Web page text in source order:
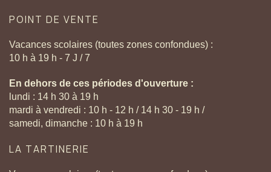
POINT DE VENTE
Vacances scolaires (toutes zones confondues) :
10 h à 19 h - 7 J / 7
En dehors de ces périodes d'ouverture :
lundi : 14 h 30 à 19 h
mardi à vendredi : 10 h - 12 h / 14 h 30 - 19 h /
samedi, dimanche : 10 h à 19 h
LA TARTINERIE